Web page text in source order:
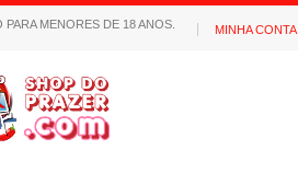
MINHA CONTA
PARA MENORES DE 18 ANOS.